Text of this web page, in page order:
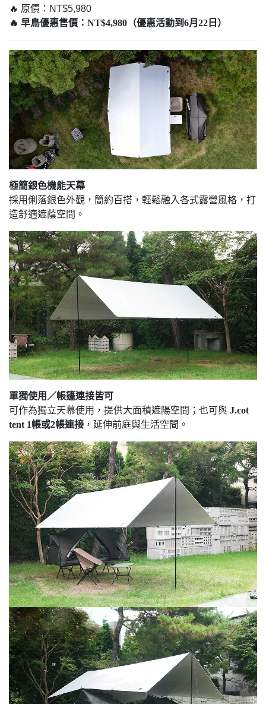
🔥 原價：NT$5,980
🔥 早鳥優惠售價：NT$4,980（優惠活動到6月22日）
極簡銀色機能天幕
採用俐落銀色外觀，簡約百搭，輕鬆融入各式露營風格，打
造舒適遮蔭空間。
單獨使用／帳篷連接皆可
可作為獨立天幕使用，提供大面積遮陽空間；也可與 J.cot
tent 1帳或2帳連接 ，延伸前庭與生活空間。